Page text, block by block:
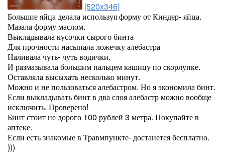
[520x346]
Большие яйца делала используя форму от Киндер- яйца.
Мазала форму маслом.
Выкладывала кусочки сырого бинта
Для прочности насыпала ложечку алебастра
Наливала чуть- чуть водички.
И размазывала большим пальцем кашицу по скорлупке.
Оставляла высыхать несколько минут.
Можно и не пользоваться алебастром. Но я экономила бинт.
Если выкладывать бинт в два слоя алебастр можно вообще
исключить. Проверено!
Бинт стоит не дорого 100 рублей 3 метра. Покупайте в
аптеке.
Если есть знакомые в Травмпункте- достанется бесплатно.
)))